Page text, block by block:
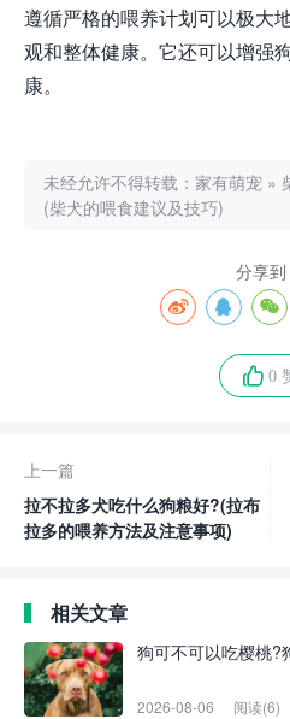
遵循严格的喂养计划可以极大
观和整体健康。它还可以增强
康。
未经允许不得转载： 家有萌宠 »
(柴犬的喂食建议及技巧)
分享到
0
上一篇
拉不拉多犬吃什么狗粮好?(拉布
拉多的喂养方法及注意事项)
相关文章
狗可不可以吃樱桃?
2026-08-06 阅读(6)